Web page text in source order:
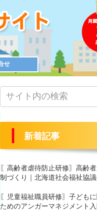
せ
新着記事
〖高齢者虐待防止研修〗高齢
制づくり｜北海道社会福祉協
〖児童福祉職員研修〗子ども
ためのアンガーマネジメント